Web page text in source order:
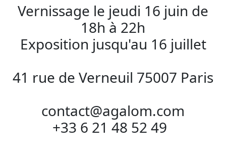
Vernissage le jeudi 16 juin de
18h à 22h
Exposition jusqu'au 16 juillet
41 rue de Verneuil 75007 Paris
contact@agalom.com
+33 6 21 48 52 49